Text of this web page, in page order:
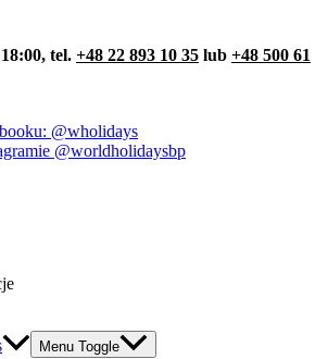
tel. +48 22 893 10 35 lub +48 500 61
Menu Toggle